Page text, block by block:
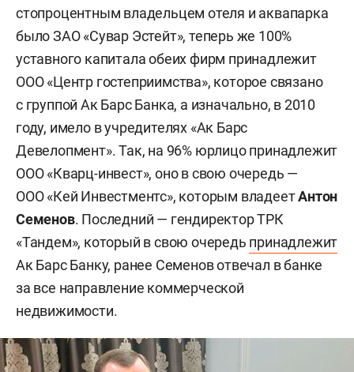
стопроцентным владельцем отеля и аквапарка
было ЗАО «Сувар Эстейт», теперь же 100%
уставного капитала обеих фирм принадлежит
ООО «Центр гостеприимства», которое связано
с группой Ак Барс Банка, а изначально, в 2010
году, имело в учредителях «Ак Барс
Девелопмент». Так, на 96% юрлицо принадлежит
ООО «Кварц-инвест», оно в свою очередь —
ООО «Кей Инвестментс», которым владеетАнтон
Семенов. Последний — гендиректор ТРК
«Тандем», который в свою очередь принадлежит
Ак Барс Банку, ранее Семенов отвечал в банке
за все направление коммерческой
недвижимости.